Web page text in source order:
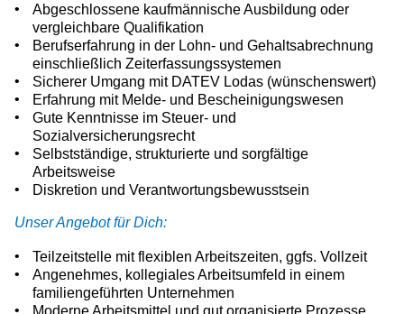
Abgeschlossene kaufmännische Ausbildung oder
vergleichbare Qualifikation
Berufserfahrung in der Lohn- und Gehaltsabrechnung
einschließlich Zeiterfassungssystemen
Sicherer Umgang mit DATEV Lodas (wünschenswert)
Erfahrung mit Melde- und Bescheinigungswesen
Gute Kenntnisse im Steuer- und
Sozialversicherungsrecht
Selbstständige, strukturierte und sorgfältige
Arbeitsweise
Diskretion und Verantwortungs­bewusstsein
Unser Angebot für Dich:
Teilzeitstelle mit flexiblen Arbeitszeiten, ggfs. Vollzeit
Angenehmes, kollegiales Arbeitsumfeld in einem
familiengeführten Unternehmen
Moderne Arbeitsmittel und gut organisierte Prozesse